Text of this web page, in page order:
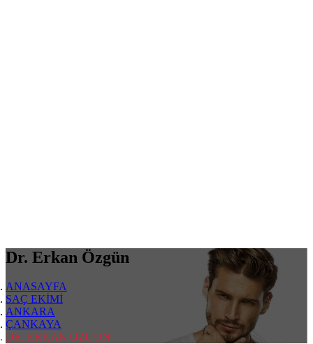
Dr. Erkan Özgün
ANASAYFA
SAÇ EKİMİ
ANKARA
ÇANKAYA
DR. ERKAN ÖZGÜN